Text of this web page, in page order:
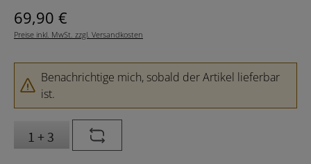
Regulärer Preis:
69,90 €
Preise inkl. MwSt. zzgl. Versandkosten
Benachrichtige mich, sobald der Artikel lieferbar
ist.